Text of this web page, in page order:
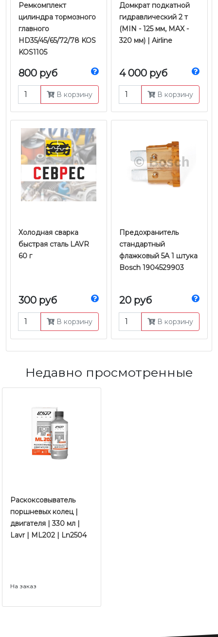
Ремкомплект
цилиндра тормозного
главного
HD35/45/65/72/78 KOS
KOS1105
800 руб
В корзину
Домкрат подкатной
гидравлический 2 т
(MIN - 125 мм, MAX -
320 мм) | Airline
4 000 руб
В корзину
Холодная сварка
быстрая сталь LAVR
60 г
300 руб
В корзину
Предохранитель
стандартный
флажковый 5A 1 штука
Bosch 1904529903
20 руб
В корзину
Недавно просмотренные
Раскоксовыватель
поршневых колец |
двигателя | 330 мл |
Lavr | ML202 | Ln2504
На заказ